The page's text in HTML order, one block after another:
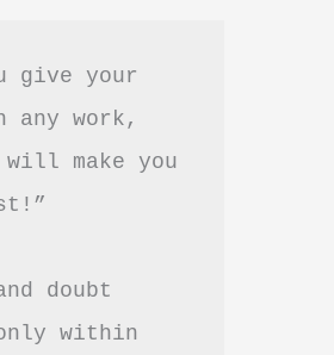
give your
any work,
will make you
doubt
within